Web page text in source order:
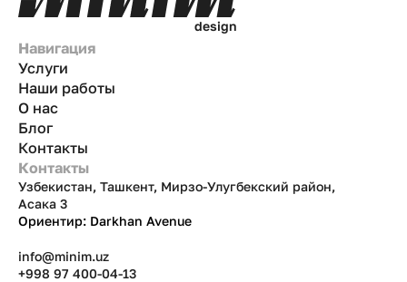
design
Навигация
Услуги
Наши работы
О нас
Блог
Контакты
Контакты
Узбекистан, Ташкент, Мирзо-Улугбекский район,
Асака 3
Ориентир: Darkhan Avenue
info@minim.uz
+998 97 400-04-13